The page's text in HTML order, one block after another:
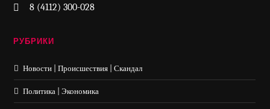
8 (4112) 300-028
РУБРИКИ
Новости | Происшествия | Скандал
Политика | Экономика